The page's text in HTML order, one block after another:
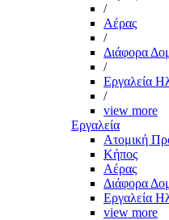
/
Αέρας
/
Διάφορα
/
Εργαλεία
/
view more
Εργαλεία
Aτομική
Kήπος
Αέρας
Διάφορα
Εργαλεία
view more